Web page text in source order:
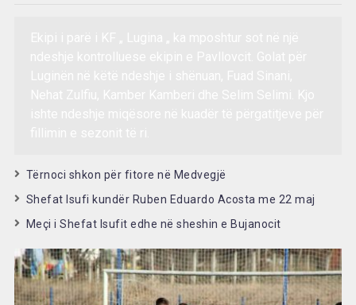
Tërnoci shkon për fitore në Medvegjë
Shefat Isufi kundër Ruben Eduardo Acosta me 22 maj
Meçi i Shefat Isufit edhe në sheshin e Bujanocit